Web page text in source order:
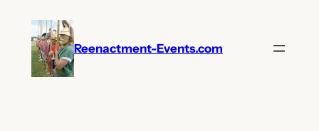
Reenactment-Events.com